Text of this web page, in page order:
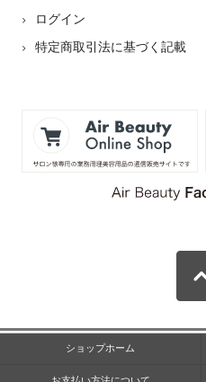
ログイン
特定商取引法に基づく記載
ショップホーム